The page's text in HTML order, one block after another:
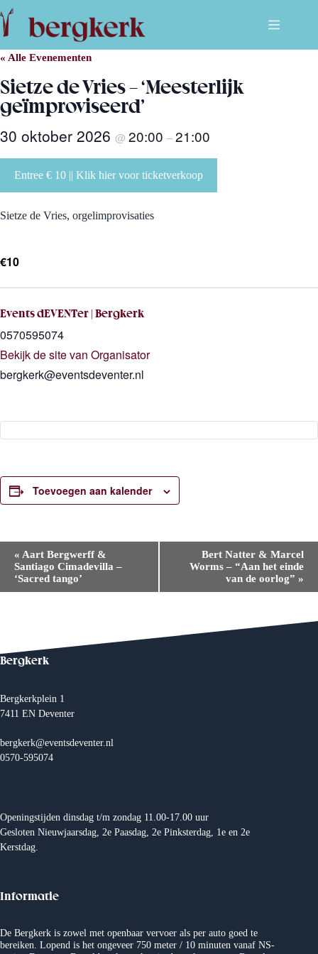
Ga
naar
de
« Alle Evenementen
Sietze de Vries – ‘Meesterlijk
geïmproviseerd’
30 oktober 2026 @ 20:00 –21:00
Entree € 10 || Klik hier voor ticketverkoop
Sietze de Vries, orgelimprovisaties
€10
Events dEVENTer | Bergkerk
0570595074
Bekijk de site van Organisator
bergkerk@eventsdeventer.nl
Toevoegen aan kalender
e
N
a
g
a
i
e
« Aart Bergwerff &
Santiago Cimadevilla –
‘Sacred tango’
Bert Natter & Marcel
Worms – “Aan het einde
van de oorlog” »
Bergkerk
Bergkerkplein 1
7411 EN Deventer
bergkerk@eventsdeventer.nl
0570-595074
Openingstijden dinsdag t/m zondag 11.00-17.00 uur
Gesloten Nieuwjaarsdag, 2e Paasdag, 2e Pinksterdag, 1e en 2e
Kerstdag.
Informatie
De Bergkerk is zowel met openbaar vervoer als per auto goed te
bereiken. Lopend is het ongeveer 750 meter / 10 minuten vanaf NS-